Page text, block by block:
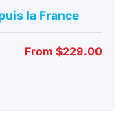
la France
From $229.00